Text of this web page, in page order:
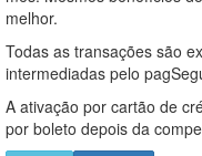
melhor.
Todas as transações são
intermediadas pelo
A ativação por cartão de
por boleto depois da